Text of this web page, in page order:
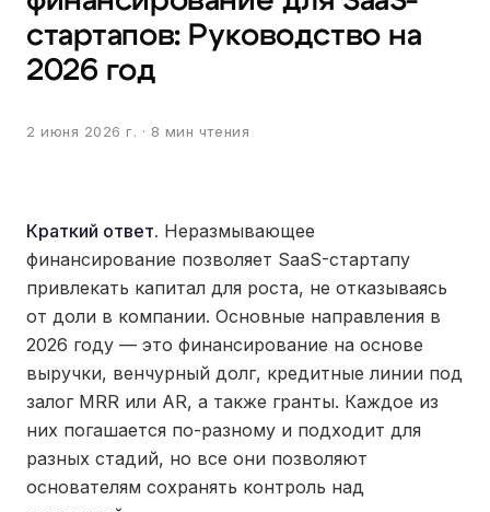
стартапов: Руководство на
2026 год
2 июня 2026 г. · 8 мин чтения
Краткий ответ. Неразмывающее
финансирование позволяет SaaS-стартапу
привлекать капитал для роста, не отказываясь
от доли в компании. Основные направления в
2026 году — это финансирование на основе
выручки, венчурный долг, кредитные линии под
залог MRR или AR, а также гранты. Каждое из
них погашается по-разному и подходит для
разных стадий, но все они позволяют
основателям сохранять контроль над